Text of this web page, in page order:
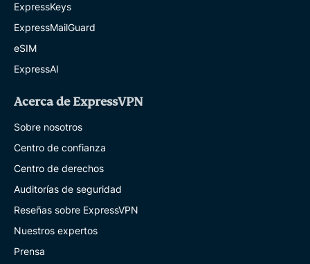
ExpressKeys
ExpressMailGuard
eSIM
ExpressAI
Acerca de ExpressVPN
Sobre nosotros
Centro de confianza
Centro de derechos
Auditorías de seguridad
Reseñas sobre ExpressVPN
Nuestros expertos
Prensa